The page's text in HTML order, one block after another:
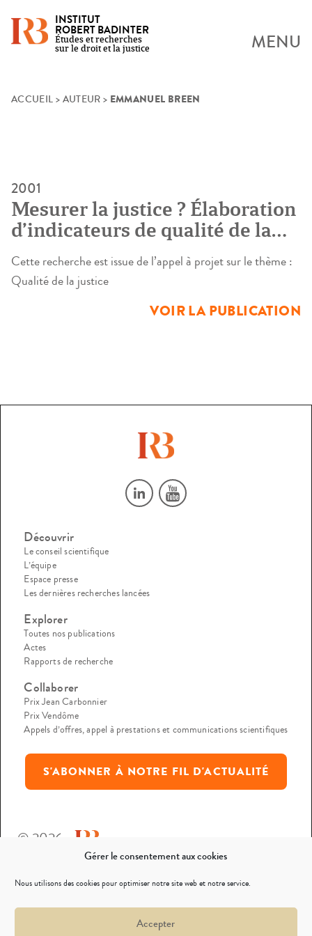
Gérer le consentement aux cookies
Nous utilisons des cookies pour optimiser notre site web et notre service.
Accepter
Skip
INSTITUT
ROBERT BADINTER
Études et recherches
sur le droit et la justice
MENU
ACCUEIL > AUTEUR > EMMANUEL BREEN
2001
Mesurer la justice ? Élaboration
d’indicateurs de qualité de la
justice dans une perspective
comparative
Cette recherche est issue de l’appel à projet sur le thème :
Qualité de la justice
VOIR LA PUBLICATION
Découvrir
Le conseil scientifique
L’équipe
Espace presse
Les dernières recherches lancées
Explorer
Toutes nos publications
Actes
Rapports de recherche
Collaborer
Prix Jean Carbonnier
Prix Vendôme
Appels d’offres, appel à prestations et communications scientifiques
S'ABONNER À NOTRE FIL D'ACTUALITÉ
© 2026